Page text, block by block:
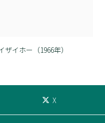
ザイホー（1966年）
X